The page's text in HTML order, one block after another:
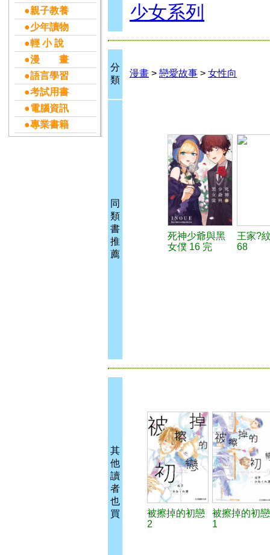
●親子教養
●少年讀物
●輕 小 說
●漫 畫
●語言學習
●考試用書
●電腦資訊
●專業書籍
少女系列
分
類
漫畫 > 戀愛故事 > 女性向
同
類
書
推
薦
死神少爺與黑
女僕 16 完
王家?
68
其
他
讀
者
也
買
被擦掉的初戀
2
被擦掉的初戀
1